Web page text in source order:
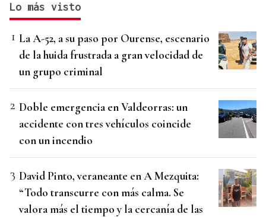
Lo más visto
La A-52, a su paso por Ourense, escenario
de la huida frustrada a gran velocidad de
un grupo criminal
Doble emergencia en Valdeorras: un
accidente con tres vehículos coincide
con un incendio
David Pinto, veraneante en A Mezquita:
“Todo transcurre con más calma. Se
valora más el tiempo y la cercanía de las